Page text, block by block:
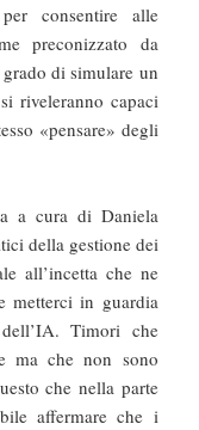
consentire alle
preconizzato da
di simulare un
riveleranno capaci
«pensare» degli
a cura di Daniela
della gestione dei
all’incetta che ne
metterci in guardia
dell’IA. Timori che
ma che non sono
che nella parte
affermare che i